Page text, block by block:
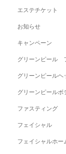
エステチケット
お知らせ
キャンペーン
グリーンピール
グリーンピールヘ
グリーンピールボ
ファスティング
フェイシャル
フェイシャルホー